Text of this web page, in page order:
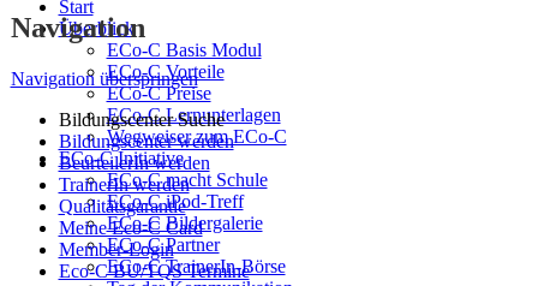
Start
Überblick
ECo-C Basis Modul
ECo-C Vorteile
ECo-C Preise
ECo-C Lernunterlagen
Wegweiser zum ECo-C
ECo-C Initiative
ECo-C macht Schule
ECo-C iPod-Treff
ECo-C Bildergalerie
ECo-C Partner
ECo-C TrainerIn-Börse
Navigation
Navigation überspringen
Bildungscenter Suche
Bildungscenter werden
BeurteilerIn werden
TrainerIn werden
Qualitätsgarantie
Meine Eco-C Card
Member-Login
Eco-C BU/TQS Termine